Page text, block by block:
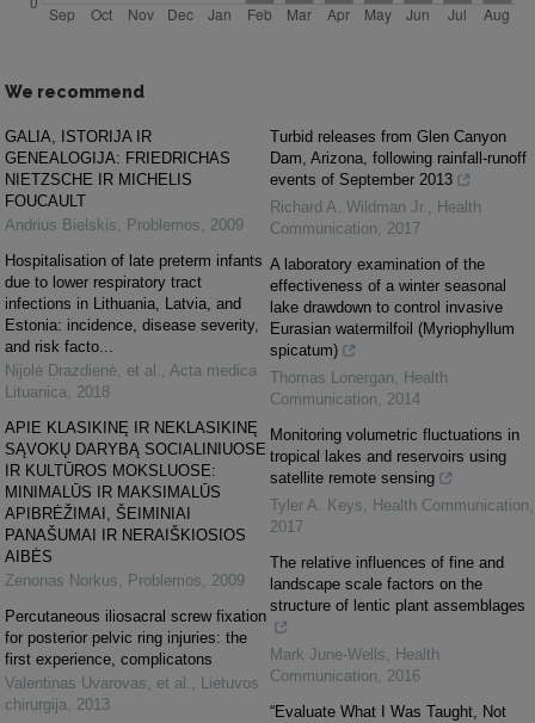
We recommend
GALIA, ISTORIJA IR
GENEALOGIJA: FRIEDRICHAS
NIETZSCHE IR MICHELIS
FOUCAULT
Andrius Bielskis, Problemos, 2009
Hospitalisation of late preterm infants
due to lower respiratory tract
infections in Lithuania, Latvia, and
Estonia: incidence, disease severity,
and risk facto...
Nijolė Drazdienė, et al. , Acta medica
Lituanica, 2018
APIE KLASIKINĘ IR NEKLASIKINĘ
SĄVOKŲ DARYBĄ SOCIALINIUOSE
IR KULTŪROS MOKSLUOSE:
MINIMALŪS IR MAKSIMALŪS
APIBRĖŽIMAI, ŠEIMINIAI
PANAŠUMAI IR NERAIŠKIOSIOS
AIBĖS
Zenonas Norkus, Problemos, 2009
Percutaneous iliosacral screw fixation
for posterior pelvic ring injuries: the
first experience, complicatons
Valentinas Uvarovas, et al. , Lietuvos
chirurgija, 2013
Turbid releases from Glen Canyon
Dam, Arizona, following rainfall-runoff
events of September 2013
Richard A. Wildman Jr. , Health
Communication, 2017
A laboratory examination of the
effectiveness of a winter seasonal
lake drawdown to control invasive
Eurasian watermilfoil (Myriophyllum
spicatum)
Thomas Lonergan, Health
Communication, 2014
Monitoring volumetric fluctuations in
tropical lakes and reservoirs using
satellite remote sensing
Tyler A. Keys, Health Communication,
2017
The relative influences of fine and
landscape scale factors on the
structure of lentic plant assemblages
Mark June-Wells, Health
Communication, 2016
“Evaluate What I Was Taught, Not